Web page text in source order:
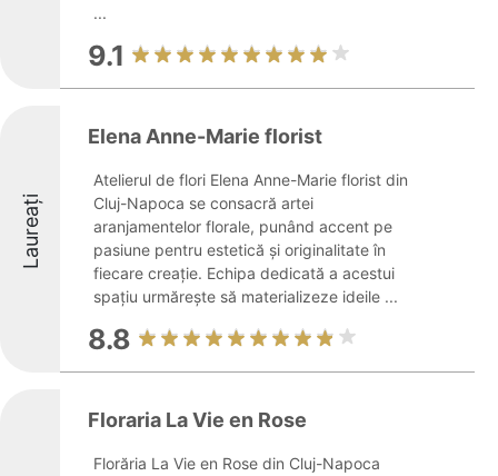
...
9.1
Laureați
Elena Anne-Marie florist
Atelierul de flori Elena Anne-Marie florist din
Cluj-Napoca se consacră artei
aranjamentelor florale, punând accent pe
pasiune pentru estetică și originalitate în
fiecare creație. Echipa dedicată a acestui
spațiu urmărește să materializeze ideile ...
8.8
Floraria La Vie en Rose
Florăria La Vie en Rose din Cluj-Napoca